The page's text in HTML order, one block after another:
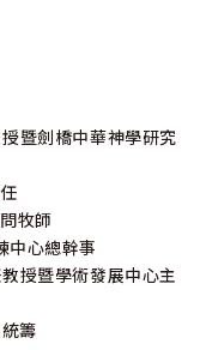
暨劍橋中華神學研究
牧師
中心總幹事
授暨學術發展中心主
籌